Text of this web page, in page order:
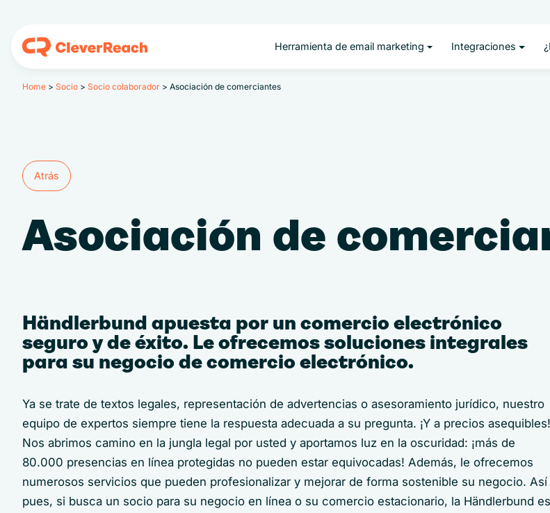
Herramienta de email marketing Integraciones
Home > Socio > Socio colaborador > Asociación de comerciantes
Atrás
Atrás
Asociación de
Händlerbund apuesta por un comercio electrónico
seguro y de éxito. Le ofrecemos soluciones integrales
para su negocio de comercio electrónico.
Ya se trate de textos legales, representación de advertencias o asesoramiento jurídico, nuestro
equipo de expertos siempre tiene la respuesta adecuada a su pregunta. ¡Y a precios asequibles!
Nos abrimos camino en la jungla legal por usted y aportamos luz en la oscuridad: ¡más de
80.000 presencias en línea protegidas no pueden estar equivocadas! Además, le ofrecemos
numerosos servicios que pueden profesionalizar y mejorar de forma sostenible su negocio. Así
pues, si busca un socio para su negocio en línea o su comercio estacionario, la Händlerbund es